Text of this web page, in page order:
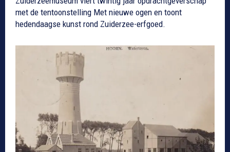
met de tentoonstelling Met nieuwe ogen en toont
hedendaagse kunst rond Zuiderzee-erfgoed.